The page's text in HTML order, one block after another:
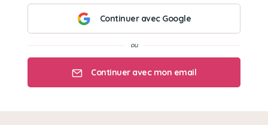
Chats
Continuer avec Google
Continuer avec mon email